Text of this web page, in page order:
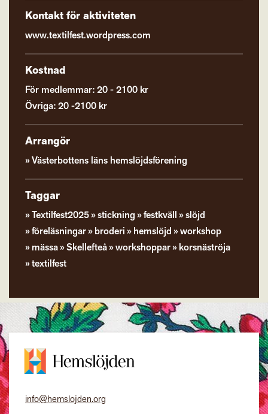
Kontakt för aktiviteten
www.textilfest.wordpress.com
Kostnad
För medlemmar: 20 - 2100 kr
Övriga: 20 -2100 kr
Arrangör
Västerbottens läns hemslöjdsförening
Taggar
Textilfest2025 stickning festkväll
slöjd
föreläsningar
broderi hemslöjd
workshop
mässa
Skellefteå workshoppar
korsnäströja
textilfest
info@hemslojden.org